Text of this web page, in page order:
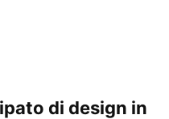
di design in